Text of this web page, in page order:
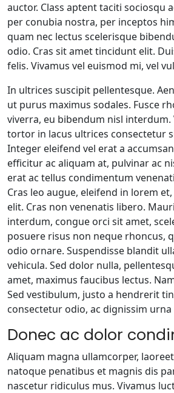
auctor. Class aptent taciti sociosqu
per conubia nostra, per inceptos
quam nec lectus scelerisque
odio. Cras sit amet tincidunt elit.
felis. Vivamus vel euismod mi, vel
In ultrices suscipit pellentesque.
ut purus maximus sodales. Fusce
viverra, eu bibendum nisl interdum.
tortor in lacus ultrices consectetur
Integer eleifend vel erat a
efficitur ac aliquam at, pulvinar ac
erat ac tellus condimentum
Cras leo augue, eleifend in lorem
elit. Cras non venenatis libero.
interdum, congue orci sit amet,
posuere risus non neque rhoncus,
odio ornare. Suspendisse blandit
vehicula. Sed dolor nulla,
amet, maximus faucibus lectus.
Sed vestibulum, justo a hendrerit
consectetur odio, ac dignissim
Donec ac dolor
Aliquam magna ullamcorper,
natoque penatibus et magnis dis
nascetur ridiculus mus. Vivamus